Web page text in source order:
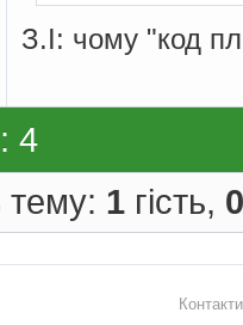
З.І: чому "код
4
тему: 1 гість, 0